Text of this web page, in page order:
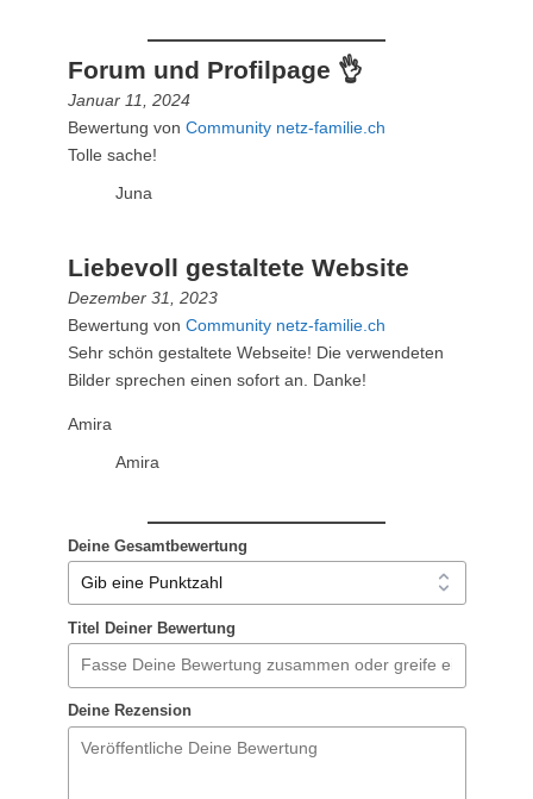
Forum und Profilpage 👌
Januar 11, 2024
Bewertung von Community netz-familie.ch
Tolle sache!
Juna
Liebevoll gestaltete Website
Dezember 31, 2023
Bewertung von Community netz-familie.ch
Sehr schön gestaltete Webseite! Die verwendeten
Bilder sprechen einen sofort an. Danke!
Amira
Amira
Deine Gesamtbewertung
Titel Deiner Bewertung
Deine Rezension